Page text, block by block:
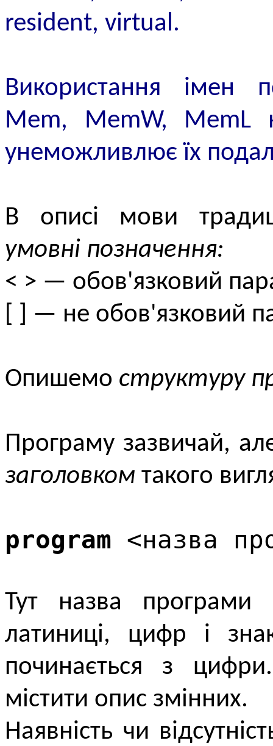
resident, virtual.
Використання імен
Mem, MemW, MemL
унеможливлює їх
В описі мови
умовні позначення:
< > — обов'язковий
[ ] — не обов'язковий
Опишемо структуру
Програму зазвичай,
заголовком такого
program <назва
Тут назва програми
латиниці, цифр і
починається з
містити опис змінних.
Наявність чи